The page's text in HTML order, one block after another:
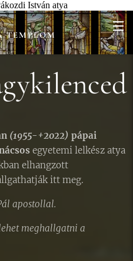
István atya
TEMPLOM
(1955-+2022) pápai
egyetemi lelkész atya
elhangzott
itt meg.
apostollal.
meghallgatni a